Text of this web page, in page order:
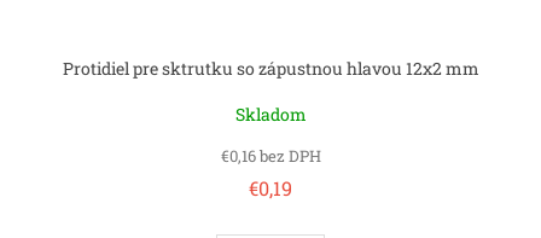
Protidiel pre sktrutku so zápustnou hlavou 12x2 mm
Skladom
€0,16 bez DPH
€0,19